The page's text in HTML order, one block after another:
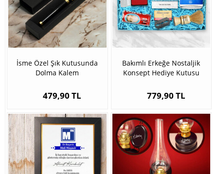
İsme Özel Şık Kutusunda
Dolma Kalem
479,90 TL
Bakımlı Erkeğe Nostaljik
Konsept Hediye Kutusu
779,90 TL